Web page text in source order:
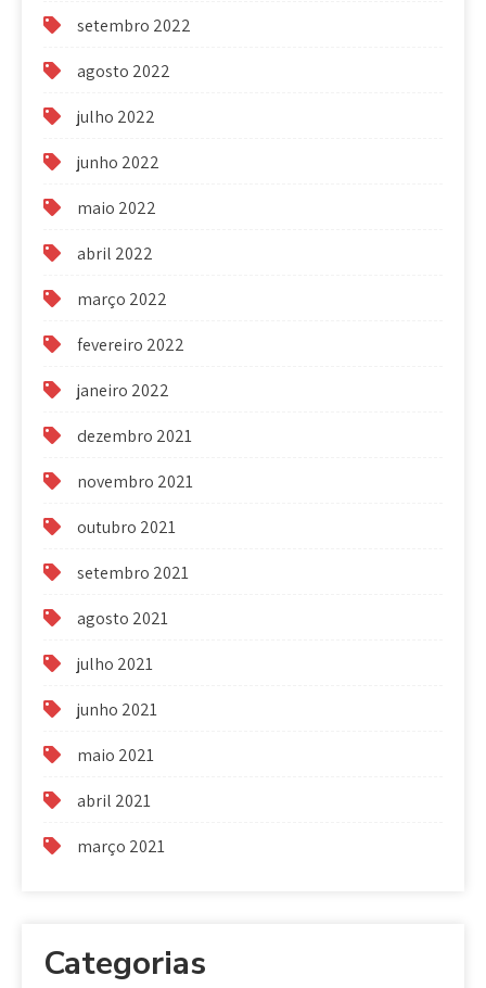
setembro 2022
agosto 2022
julho 2022
junho 2022
maio 2022
abril 2022
março 2022
fevereiro 2022
janeiro 2022
dezembro 2021
novembro 2021
outubro 2021
setembro 2021
agosto 2021
julho 2021
junho 2021
maio 2021
abril 2021
março 2021
Categorias